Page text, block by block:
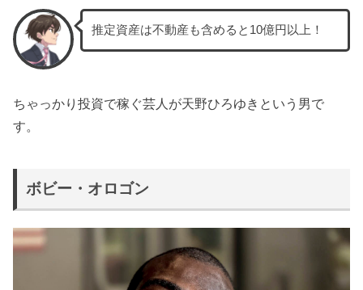
推定資産は不動産も含めると10億円以上！
ちゃっかり投資で稼ぐ芸人が天野ひろゆきという男で
す。
ボビー・オロゴン